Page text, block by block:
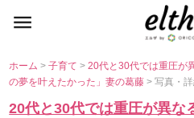
ホーム>子育て>20代と30代では重圧が
の夢を叶えたかった」妻の葛藤> 写真・
20代と30代では重圧が異な